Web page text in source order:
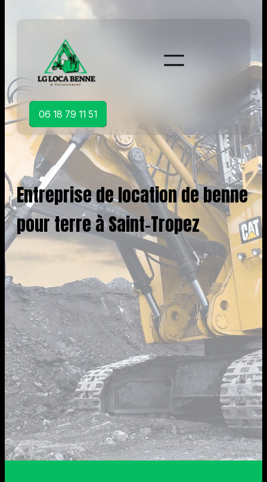
06 18 79 11 51
Entreprise de location de benne
pour terre à Saint-Tropez